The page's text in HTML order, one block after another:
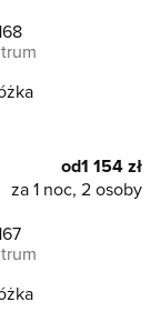
od1 154 zł
za 1 noc, 2 osoby